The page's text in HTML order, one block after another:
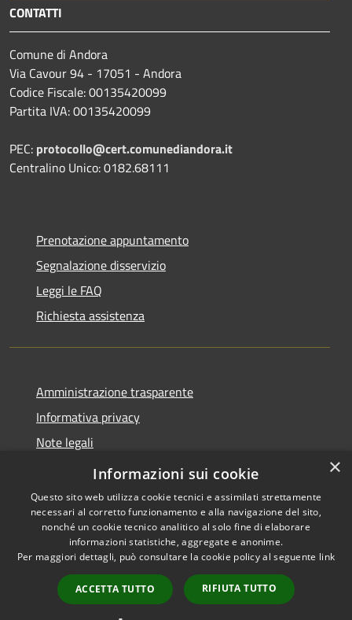
CONTATTI
Comune di Andora
Via Cavour 94 - 17051 - Andora
Codice Fiscale: 00135420099
Partita IVA: 00135420099
PEC: protocollo@cert.comunediandora.it
Centralino Unico: 0182.68111
Prenotazione appuntamento
Segnalazione disservizio
Leggi le FAQ
Richiesta assistenza
Amministrazione trasparente
Informativa privacy
Note legali
Dichiarazione di accessibilità
Accessibilità
Copyright © 2026 • Comune di
Andora • Powered by
Municipium•
Accesso
redazione
×
Informazioni sui cookie
Questo sito web utilizza cookie tecnici e assimilati strettamente
necessari al corretto funzionamento e alla navigazione del sito,
nonché un cookie tecnico analitico al solo fine di elaborare
informazioni statistiche, aggregate e anonime.
Per maggiori dettagli, può consultare la cookie policy al seguente link
ACCETTA TUTTO RIFIUTA TUTTO